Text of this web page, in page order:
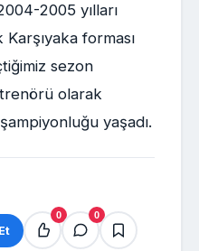
2005 yılları
forması
sezon
olarak
yaşadı.
0 0